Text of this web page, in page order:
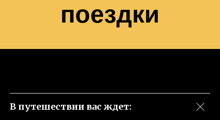
поездки
В путешествии вас ждет: